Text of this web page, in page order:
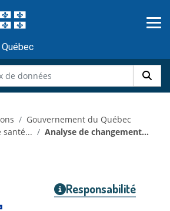
Gouvernement du Québec
Analyse de changement...
Responsabilité